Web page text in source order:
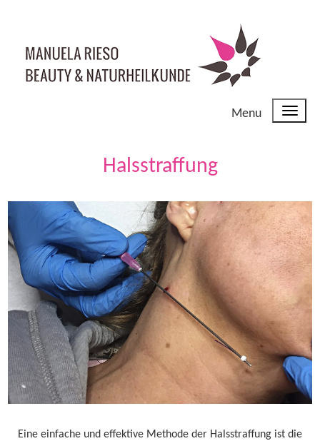
Menu
Halsstraffung
Eine einfache und effektive Methode der Halsstraffung ist die